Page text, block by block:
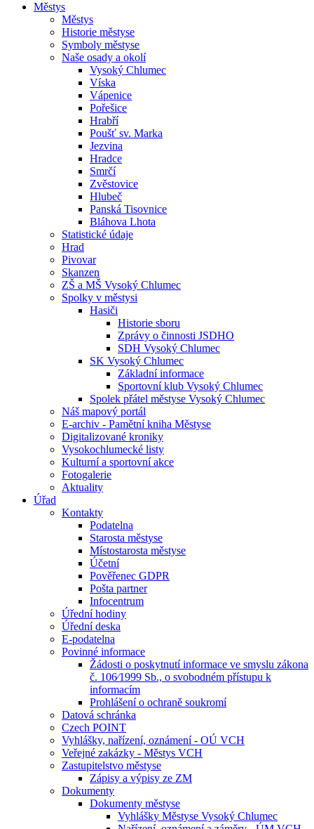
Městys
Městys
Historie městyse
Symboly městyse
Naše osady a okolí
Vysoký Chlumec
Víska
Vápenice
Pořešice
Hrabří
Poušť sv. Marka
Jezvina
Hradce
Smrčí
Zvěstovice
Hlubeč
Panská Tisovnice
Bláhova Lhota
Statistické údaje
Hrad
Pivovar
Skanzen
ZŠ a MŠ Vysoký Chlumec
Spolky v městysi
Hasiči
Historie sboru
Zprávy o činnosti JSDHO
SDH Vysoký Chlumec
SK Vysoký Chlumec
Základní informace
Sportovní klub Vysoký Chlumec
Spolek přátel městyse Vysoký Chlumec
Náš mapový portál
E-archiv - Pamětní kniha Městyse
Digitalizované kroniky
Vysokochlumecké listy
Kulturní a sportovní akce
Fotogalerie
Aktuality
Úřad
Kontakty
Podatelna
Starosta městyse
Místostarosta městyse
Účetní
Pověřenec GDPR
Pošta partner
Infocentrum
Úřední hodiny
Úřední deska
E-podatelna
Povinné informace
Žádosti o poskytnutí informace ve smyslu zákona
č. 106⁄1999 Sb., o svobodném přístupu k
informacím
Prohlášení o ochraně soukromí
Datová schránka
Czech POINT
Vyhlášky, nařízení, oznámení - OÚ VCH
Veřejné zakázky - Městys VCH
Zastupitelstvo městyse
Zápisy a výpisy ze ZM
Dokumenty
Dokumenty městyse
Vyhlášky Městyse Vysoký Chlumec